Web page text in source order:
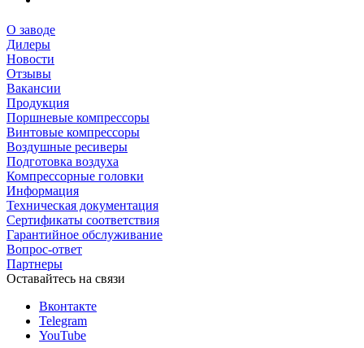
О заводе
Дилеры
Новости
Отзывы
Вакансии
Продукция
Поршневые компрессоры
Винтовые компрессоры
Воздушные ресиверы
Подготовка воздуха
Компрессорные головки
Информация
Техническая документация
Сертификаты соответствия
Гарантийное обслуживание
Вопрос-ответ
Партнеры
Оставайтесь на связи
Вконтакте
Telegram
YouTube